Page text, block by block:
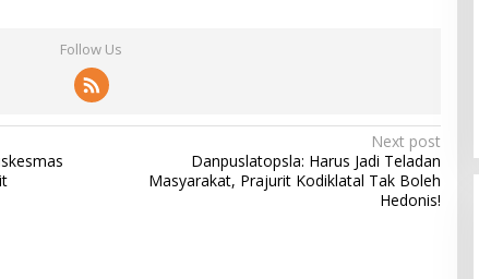
Follow Us
Next post
Danpuslatopsla: Harus Jadi Teladan
Masyarakat, Prajurit Kodiklatal Tak Boleh
Hedonis!